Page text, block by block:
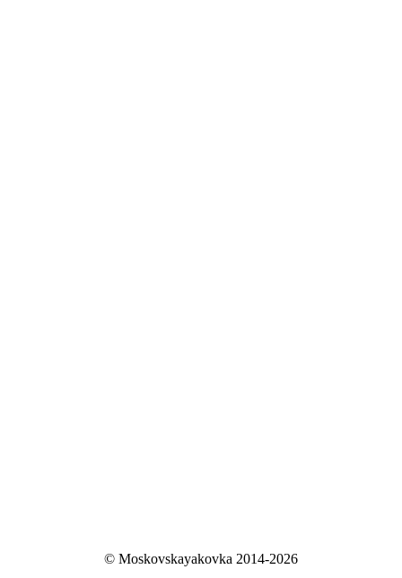
© Moskovskayakovka 2014-2026